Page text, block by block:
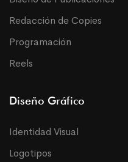
Redacción de Copies
Programación
Reels
Diseño Gráfico
Identidad Visual
Logotipos